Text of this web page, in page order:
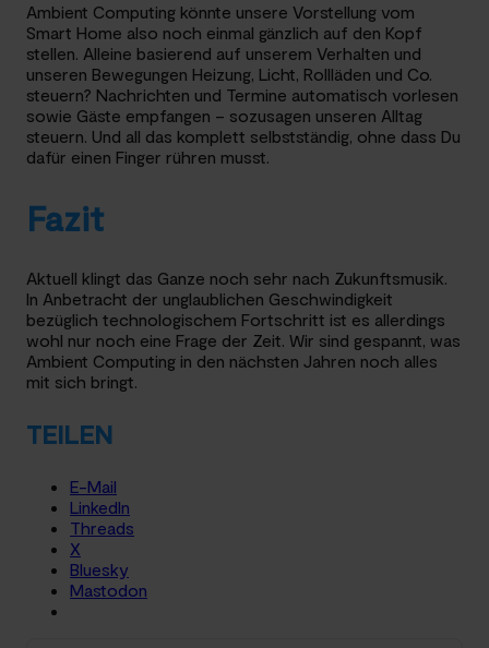
Ambient Computing könnte unsere Vorstellung vom
Smart Home also noch einmal gänzlich auf den Kopf
stellen. Alleine basierend auf unserem Verhalten und
unseren Bewegungen Heizung, Licht, Rollläden und Co.
steuern? Nachrichten und Termine automatisch vorlesen
sowie Gäste empfangen – sozusagen unseren Alltag
steuern. Und all das komplett selbstständig, ohne dass Du
dafür einen Finger rühren musst.
Fazit
Aktuell klingt das Ganze noch sehr nach Zukunftsmusik.
In Anbetracht der unglaublichen Geschwindigkeit
bezüglich technologischem Fortschritt ist es allerdings
wohl nur noch eine Frage der Zeit. Wir sind gespannt, was
Ambient Computing in den nächsten Jahren noch alles
mit sich bringt.
TEILEN
E-Mail
LinkedIn
Threads
X
Bluesky
Mastodon